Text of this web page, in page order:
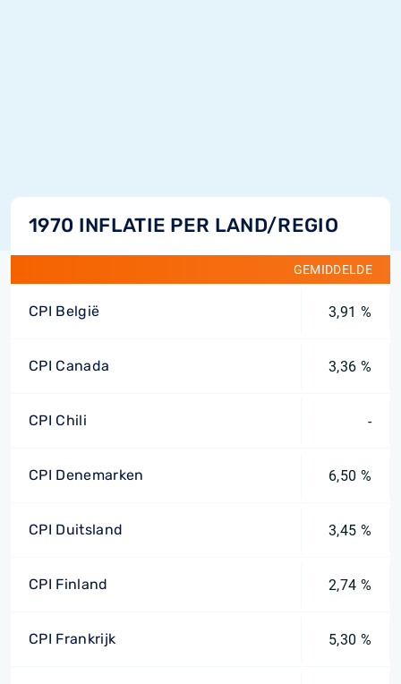
1970 INFLATIE PER LAND/REGIO
GEMIDDELDE
CPI België 3,91 %
CPI Canada 3,36 %
CPI Chili -
CPI Denemarken 6,50 %
CPI Duitsland 3,45 %
CPI Finland 2,74 %
CPI Frankrijk 5,30 %